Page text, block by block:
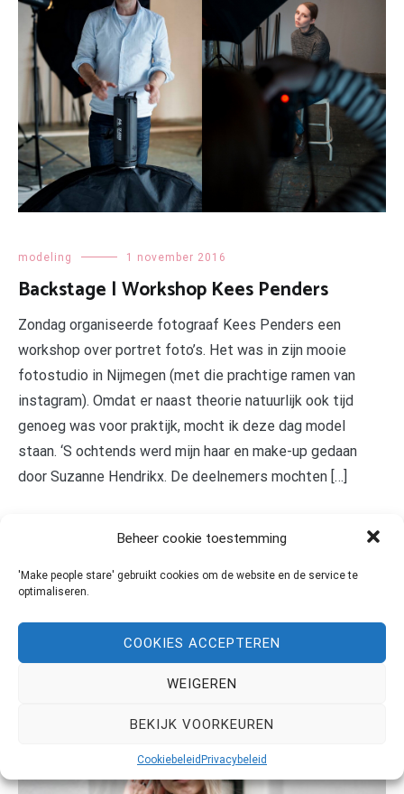
Beheer cookie toestemming
'Make people stare' gebruikt cookies om de website en de service te
optimaliseren.
COOKIES ACCEPTEREN
WEIGEREN
BEKIJK VOORKEUREN
Cookiebeleid Privacybeleid
modeling 1 november 2016
Backstage | Workshop Kees Penders
Zondag organiseerde fotograaf Kees Penders een
workshop over portret foto’s. Het was in zijn mooie
fotostudio in Nijmegen (met die prachtige ramen van
instagram). Omdat er naast theorie natuurlijk ook tijd
genoeg was voor praktijk, mocht ik deze dag model
staan. ‘S ochtends werd mijn haar en make-up gedaan
door Suzanne Hendrikx. De deelnemers mochten […]